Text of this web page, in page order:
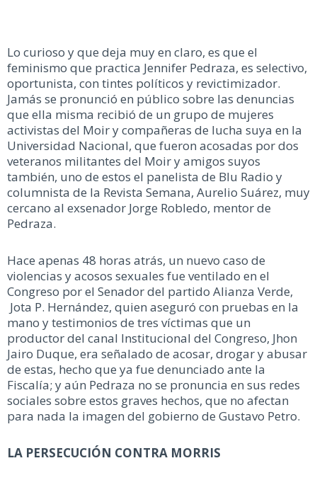
Lo curioso y que deja muy en claro, es que el
feminismo que practica Jennifer Pedraza, es selectivo,
oportunista, con tintes políticos y revictimizador.
Jamás se pronunció en público sobre las denuncias
que ella misma recibió de un grupo de mujeres
activistas del Moir y compañeras de lucha suya en la
Universidad Nacional, que fueron acosadas por dos
veteranos militantes del Moir y amigos suyos
también, uno de estos el panelista de Blu Radio y
columnista de la Revista Semana, Aurelio Suárez, muy
cercano al exsenador Jorge Robledo, mentor de
Pedraza.
Hace apenas 48 horas atrás, un nuevo caso de
violencias y acosos sexuales fue ventilado en el
Congreso por el Senador del partido Alianza Verde,
Jota P. Hernández, quien aseguró con pruebas en la
mano y testimonios de tres víctimas que un
productor del canal Institucional del Congreso, Jhon
Jairo Duque, era señalado de acosar, drogar y abusar
de estas, hecho que ya fue denunciado ante la
Fiscalía; y aún Pedraza no se pronuncia en sus redes
sociales sobre estos graves hechos, que no afectan
para nada la imagen del gobierno de Gustavo Petro.
LA PERSECUCIÓN CONTRA MORRIS